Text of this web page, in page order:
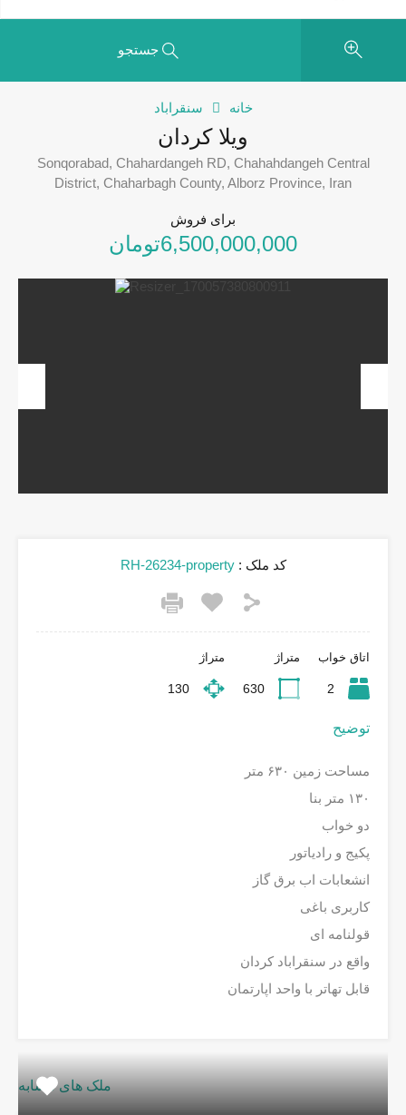
جستجو
خانه سنقراباد
ویلا کردان
Sonqorabad, Chahardangeh RD, Chahahdangeh Central
District, Chaharbagh County, Alborz Province, Iran
برای فروش
6,500,000,000تومان
کد ملک : RH-26234-property
اتاق خواب
2
متراژ
630
متراژ
130
توضیح
مساحت زمین ۶۳۰ متر
۱۳۰ متر بنا
دو خواب
پکیج و رادیاتور
انشعابات اب برق گاز
کاربری باغی
قولنامه ای
واقع در سنقراباد کردان
قابل تهاتر با واحد اپارتمان
ملک های مشابه